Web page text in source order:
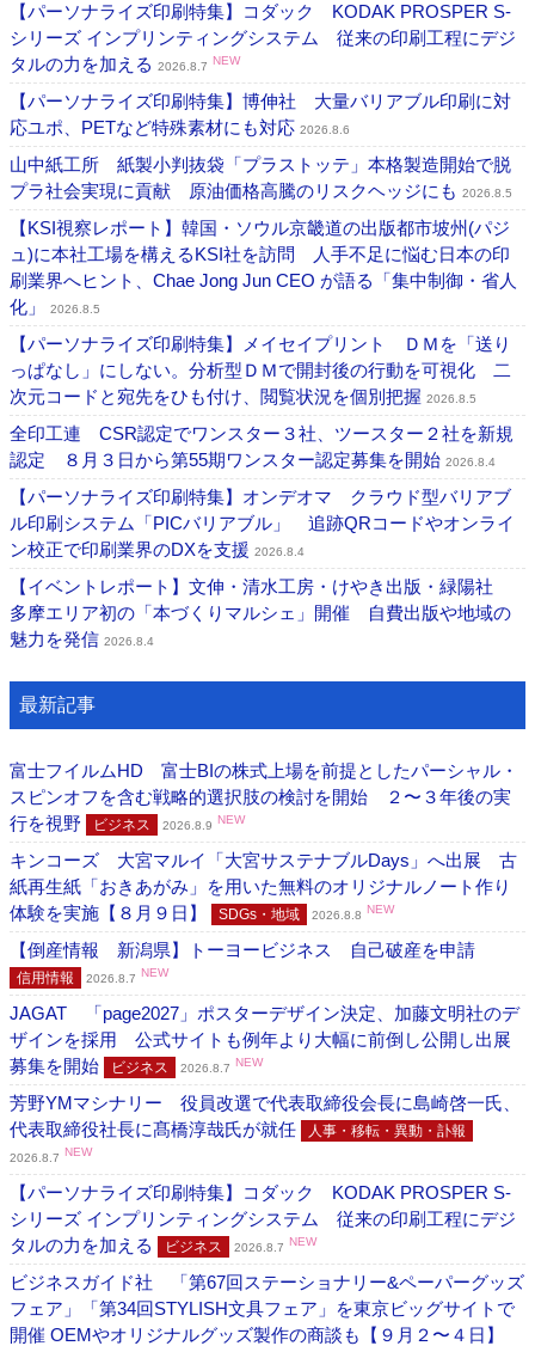
【パーソナライズ印刷特集】コダック KODAK PROSPER S-
シリーズ インプリンティングシステム 従来の印刷工程にデジ
タルの力を加える 2026.8.7 NEW
【パーソナライズ印刷特集】博伸社 大量バリアブル印刷に対
応ユポ、PETなど特殊素材にも対応 2026.8.6
山中紙工所 紙製小判抜袋「プラストッテ」本格製造開始で脱
プラ社会実現に貢献 原油価格高騰のリスクヘッジにも 2026.8.5
【KSI視察レポート】韓国・ソウル京畿道の出版都市坡州(パジ
ュ)に本社工場を構えるKSI社を訪問 人手不足に悩む日本の印
刷業界へヒント、Chae Jong Jun CEO が語る「集中制御・省人
化」
2026.8.5
【パーソナライズ印刷特集】メイセイプリント ＤＭを「送り
っぱなし」にしない。分析型ＤＭで開封後の行動を可視化 二
次元コードと宛先をひも付け、閲覧状況を個別把握 2026.8.5
全印工連 CSR認定でワンスター３社、ツースター２社を新規
認定 ８月３日から第55期ワンスター認定募集を開始 2026.8.4
【パーソナライズ印刷特集】オンデオマ クラウド型バリアブ
ル印刷システム「PICバリアブル」 追跡QRコードやオンライ
ン校正で印刷業界のDXを支援 2026.8.4
【イベントレポート】文伸・清水工房・けやき出版・緑陽社
多摩エリア初の「本づくりマルシェ」開催 自費出版や地域の
魅力を発信 2026.8.4
最新記事
富士フイルムHD 富士BIの株式上場を前提としたパーシャル・
スピンオフを含む戦略的選択肢の検討を開始 ２〜３年後の実
行を視野
ビジネス 2026.8.9 NEW
キンコーズ 大宮マルイ「大宮サステナブルDays」へ出展 古
紙再生紙「おきあがみ」を用いた無料のオリジナルノート作り
体験を実施【８月９日】
SDGs・地域 2026.8.8 NEW
【倒産情報 新潟県】トーヨービジネス 自己破産を申請
信用情報 2026.8.7 NEW
JAGAT 「page2027」ポスターデザイン決定、加藤文明社のデ
ザインを採用 公式サイトも例年より大幅に前倒し公開し出展
募集を開始
ビジネス 2026.8.7 NEW
芳野YMマシナリー 役員改選で代表取締役会長に島崎啓一氏、
代表取締役社長に髙橋淳哉氏が就任
人事・移転・異動・訃報
2026.8.7 NEW
【パーソナライズ印刷特集】コダック KODAK PROSPER S-
シリーズ インプリンティングシステム 従来の印刷工程にデジ
タルの力を加える
ビジネス 2026.8.7 NEW
ビジネスガイド社 「第67回ステーショナリー&ペーパーグッズ
フェア」「第34回STYLISH文具フェア」を東京ビッグサイトで
開催 OEMやオリジナルグッズ製作の商談も【９月２〜４日】